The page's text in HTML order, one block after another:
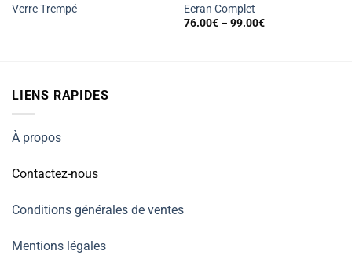
Verre Trempé
Ecran Complet
76.00€– 99.00€
LIENS RAPIDES
À propos
Contactez-nous
Conditions générales de ventes
Mentions légales